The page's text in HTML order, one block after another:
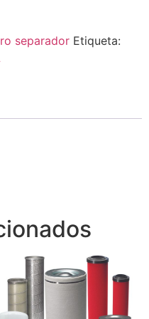
separador Etiqueta: